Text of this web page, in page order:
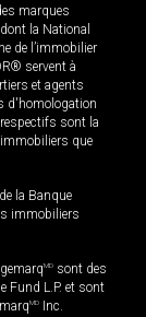
marques
la National
de l’immobilier
servent à
et agents
d'homologation
sont la
que
la Banque
immobiliers
MD sont des
Fund L.P. et sont
MD Inc.